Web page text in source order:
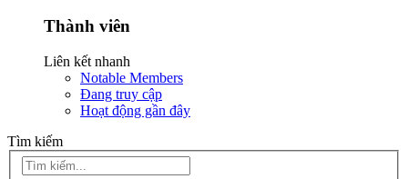
Thành viên
Liên kết nhanh
Notable Members
Đang truy cập
Hoạt động gần đây
Tìm kiếm